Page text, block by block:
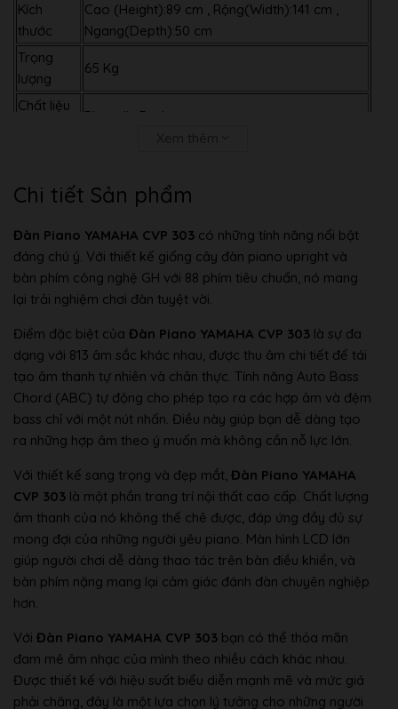
Kích
thước
Cao (Height):89 cm , Rộng(Width):141 cm ,
Ngang(Depth):50 cm
Trọng
lượng
65 Kg
Chất liệu
Phenolic Resins
Chi tiết Sản phẩm
Đàn Piano YAMAHA CVP 303 có những tính năng nổi bật
đáng chú ý. Với thiết kế giống cây đàn piano upright và
bàn phím công nghệ GH với 88 phím tiêu chuẩn, nó mang
lại trải nghiệm chơi đàn tuyệt vời.
Điểm đặc biệt của Đàn Piano YAMAHA CVP 303 là sự đa
dạng với 813 âm sắc khác nhau, được thu âm chi tiết để tái
tạo âm thanh tự nhiên và chân thực. Tính năng Auto Bass
Chord (ABC) tự động cho phép tạo ra các hợp âm và đệm
bass chỉ với một nút nhấn. Điều này giúp bạn dễ dàng tạo
ra những hợp âm theo ý muốn mà không cần nỗ lực lớn.
Với thiết kế sang trọng và đẹp mắt, Đàn Piano YAMAHA
CVP 303 là một phần trang trí nội thất cao cấp. Chất lượng
âm thanh của nó không thể chê được, đáp ứng đầy đủ sự
mong đợi của những người yêu piano. Màn hình LCD lớn
giúp người chơi dễ dàng thao tác trên bàn điều khiển, và
bàn phím nặng mang lại cảm giác đánh đàn chuyên nghiệp
hơn.
Với Đàn Piano YAMAHA CVP 303 bạn có thể thỏa mãn
đam mê âm nhạc của mình theo nhiều cách khác nhau.
Được thiết kế với hiệu suất biểu diễn mạnh mẽ và mức giá
phải chăng, đây là một lựa chọn lý tưởng cho những người